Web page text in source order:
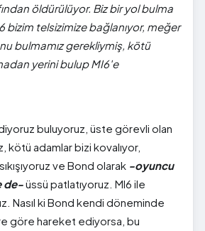
öldürülüyor. Biz bir yol bulma
bizim telsizimize bağlanıyor, meğer
bulmamız gerekliymiş, kötü
yerini bulup MI6'e
buluyoruz, üste görevli olan
kötü adamlar bizi kovalıyor,
ve Bond olarak -oyuncu
de-üssü patlatıyoruz. MI6 ile
Nasıl ki Bond kendi döneminde
göre hareket ediyorsa, bu